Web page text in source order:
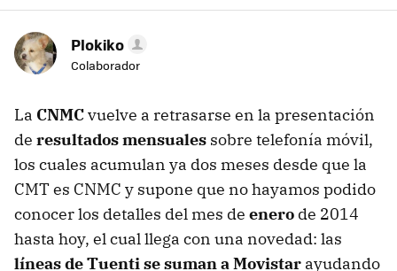
Plokiko
Colaborador
La CNMCvuelve a retrasarse en la presentación
de resultados mensuales sobre telefonía móvil,
los cuales acumulan ya dos meses desde que la
CMT es CNMC y supone que no hayamos podido
conocer los detalles del mes de enero de 2014
hasta hoy, el cual llega con una novedad: las
líneas de Tuenti se suman a Movistar ayudando